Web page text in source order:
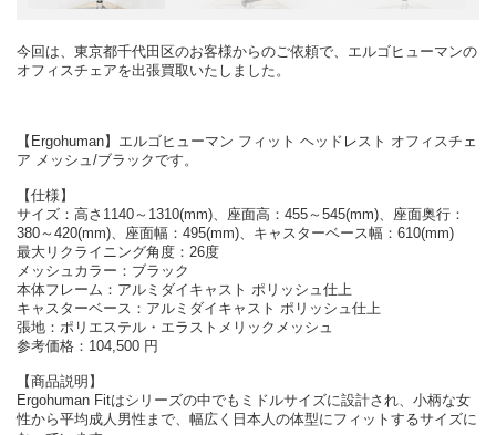
今回は、東京都千代田区のお客様からのご依頼で、エルゴヒューマンの
オフィスチェアを出張買取いたしました。
【Ergohuman】エルゴヒューマン フィット ヘッドレスト オフィスチェ
ア メッシュ/ブラックです。
【仕様】
サイズ：高さ1140～1310(mm)、座面高：455～545(mm)、座面奥行：
380～420(mm)、座面幅：495(mm)、キャスターベース幅：610(mm)
最大リクライニング角度：26度
メッシュカラー：ブラック
本体フレーム：アルミダイキャスト ポリッシュ仕上
キャスターベース：アルミダイキャスト ポリッシュ仕上
張地：ポリエステル・エラストメリックメッシュ
参考価格：104,500 円
【商品説明】
Ergohuman Fitはシリーズの中でもミドルサイズに設計され、小柄な女
性から平均成人男性まで、幅広く日本人の体型にフィットするサイズに